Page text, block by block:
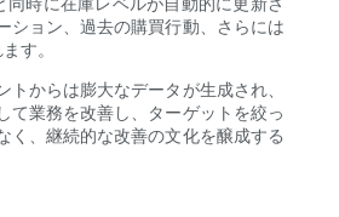
ション、過去の購買行動、さらには
す。
からは膨大なデータが生成され、
て業務を改善し、ターゲットを絞っ
く、継続的な改善の文化を醸成する